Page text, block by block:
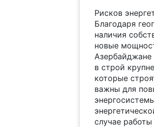
Рисков
Благодаря
наличия
новые
в строй
которые
важны для
случае